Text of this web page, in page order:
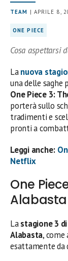
TEAM | APRILE 8,
ONE PIECE
Cosa aspettarsi
Lanuova
una delle saghe
One Piece 3:
porterà sullo
tradimenti e
pronti a
Leggi anche:
Netflix
One
Lastagione 3
Alabasta, come
esattamente da